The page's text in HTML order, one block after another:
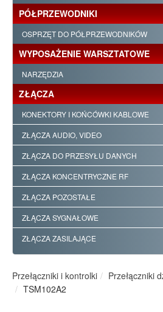
PÓŁPRZEWODNIKI
OSPRZĘT DO PÓŁPRZEWODNIKÓW
WYPOSAŻENIE WARSZTATOWE
NARZĘDZIA
ZŁĄCZA
KONEKTORY I KOŃCÓWKI KABLOWE
ZŁĄCZA AUDIO, VIDEO
ZŁĄCZA DO PRZESYŁU DANYCH
ZŁĄCZA KONCENTRYCZNE RF
ZŁĄCZA POZOSTAŁE
ZŁĄCZA SYGNAŁOWE
ZŁĄCZA ZASILAJĄCE
Przełączniki i kontrolki
Przełączniki
TSM102A2